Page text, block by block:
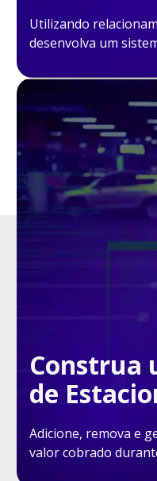
Utilizando
desenvolva um
Construa
de
Adicione, remova e
valor cobrado